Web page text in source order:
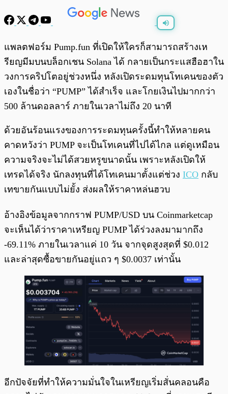
พร้อมเล่น /
แพลตฟอร์ม Pump.fun ที่เปิดให้ใครก็สามารถสร้างเห
รียญมีมบนบล็อกเชน Solana ได้ กลายเป็นกระแสฮือฮาใน
วงการคริปโตอยู่ช่วงหนึ่ง หลังเปิดระดมทุนโทเคนของตัว
เองในชื่อว่า “PUMP” ได้สำเร็จ และโกยเงินไปมากกว่า
500 ล้านดอลลาร์ ภายในเวลาไม่ถึง 20 นาที
ด้วยอันร้อนแรงของการระดมทุนครั้งนี้ทำให้หลายคน
คาดหวังว่า PUMP จะเป็นโทเคนที่ไปได้ไกล แต่ดูเหมือน
ความจริงจะไม่ได้สวยหรูขนาดนั้น เพราะหลังเปิดให้
เทรดได้จริง นักลงทุนที่ได้โทเคนมาตั้งแต่ช่วง ICO กลับ
เทขายกันแบบไม่ยั้ง ส่งผลให้ราคาหล่นฮวบ
อ้างอิงข้อมูลจากกราฟ PUMP/USD บน Coinmarketcap
จะเห็นได้ว่าราคาเหรียญ PUMP ได้ร่วงลงมามากถึง
-69.11% ภายในเวลาแค่ 10 วัน จากจุดสูงสุดที่ $0.012
และล่าสุดซื้อขายกันอยู่แถว ๆ $0.0037 เท่านั้น
อีกปัจจัยที่ทำให้ความมั่นใจในเหรียญเริ่มสั่นคลอนคือ